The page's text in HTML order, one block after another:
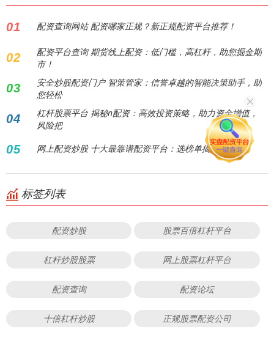
01 配资查询网站 配资哪家正规？新正规配资平台推荐！
02
配资平台查询 期货线上配资：低门槛，高杠杆，助您掘金期
市！
03
安全炒股配资门户 智策管家：信誉卓越的智能决策助手，助
您轻松
04
杠杆股票平台 揭秘n配资：高效投资策略，助力资金增值，
风险把
05 网上配资炒股 十大最靠谱配资平台：选榜单揭晓
标签列表
配资炒股 股票百倍杠杆平台
杠杆炒股股票 网上股票杠杆平台
配资查询 配资论坛
十倍杠杆炒股 正规股票配资公司